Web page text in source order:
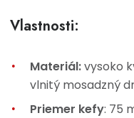
Vlastnosti:
Materiál:vysoko
vlnitý mosadzný
Priemer kefy: 75